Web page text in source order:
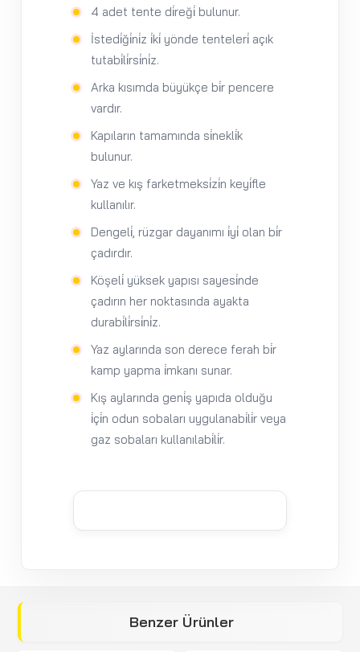
4 adet tente di̇reği̇ bulunur.
İstedi̇ği̇ni̇z i̇ki̇ yönde tenteleri̇ açık
tutabi̇li̇rsi̇ni̇z.
Arka kısımda büyükçe bi̇r pencere
vardır.
Kapıların tamamında si̇nekli̇k
bulunur.
Yaz ve kış farketmeksi̇zi̇n keyi̇fle
kullanılır.
Dengeli̇, rüzgar dayanımı i̇yi̇ olan bi̇r
çadırdır.
Köşeli̇ yüksek yapısı sayesi̇nde
çadırın her noktasında ayakta
durabi̇li̇rsi̇ni̇z.
Yaz aylarında son derece ferah bi̇r
kamp yapma i̇mkanı sunar.
Kış aylarında geni̇ş yapıda olduğu
i̇çi̇n odun sobaları uygulanabi̇li̇r veya
gaz sobaları kullanılabi̇li̇r.
Benzer Ürünler